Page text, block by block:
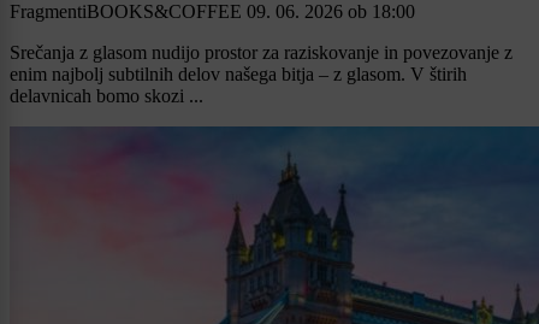
FragmentiBOOKS&COFFEE 09. 06. 2026 ob 18:00
Srečanja z glasom nudijo prostor za raziskovanje in povezovanje z
enim najbolj subtilnih delov našega bitja – z glasom. V štirih
delavnicah bomo skozi ...